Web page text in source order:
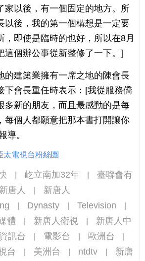
家以後，有一個固定的地方。所
以後，我的第一個構想是一定要
，即使是臨時的也好，所以在8月
這個辦公事從新整修了一下。]
的建築業擁有一席之地的陳會長
下會長重任時表示：[我從服務僑
多新的朋友，而且最感動的是每
每個人都願意把那本書打開讓你
導。
太電視台粉絲團
屹立南加32年
臺聯會有
新唐人
新唐人
Dynasty Television
體 新唐人衛視
新唐人中
資訊台 電影台 歐洲台
台 美洲台 ntdtv
新唐